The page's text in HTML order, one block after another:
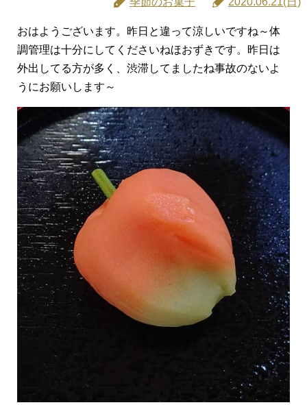
おはようございます。昨日と違って涼しいですね～体
調管理は十分にしてくださいねほおずきです。昨日は
外出してる方が多く、渋滞してましたね事故のないよ
うにお願いします～